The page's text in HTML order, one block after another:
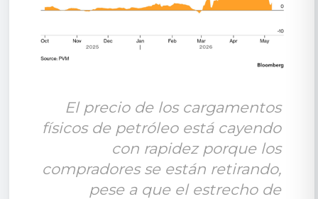
El precio de los cargamentos
físicos de petróleo está cayendo
con rapidez porque los
compradores se están retirando,
pese a que el estrecho de